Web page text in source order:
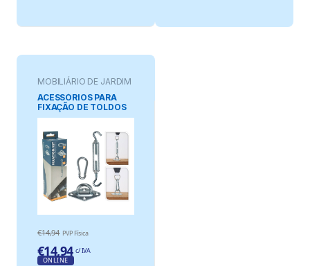
MOBILIÁRIO DE JARDIM
ACESSÓRIOS PARA
FIXAÇÃO DE TOLDOS
DE VELA 6 PEÇAS
€14,94 PVP Física
€14,94 c/ IVA
ONLINE